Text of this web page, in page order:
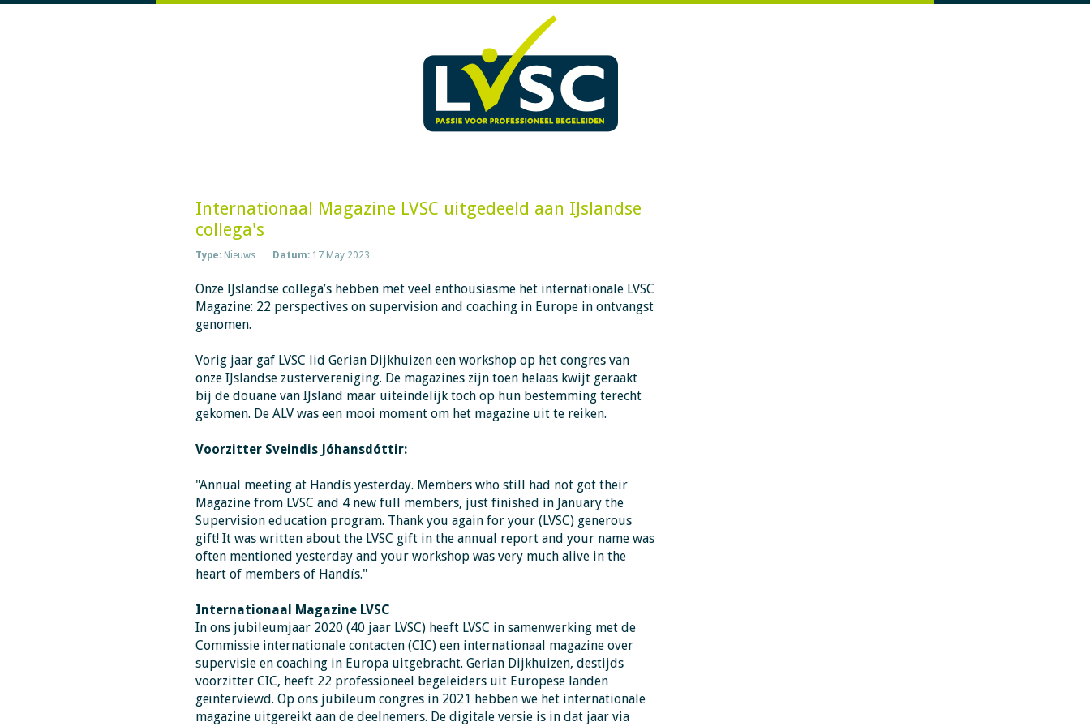
Internationaal Magazine LVSC uitgedeeld aan IJslandse
collega's
Type: Nieuws Datum: 17 May 2023
Onze IJslandse collega’s hebben met veel enthousiasme het internationale LVSC
Magazine: 22 perspectives on supervision and coaching in Europe in ontvangst
genomen.
Vorig jaar gaf LVSC lid Gerian Dijkhuizen een workshop op het congres van
onze IJslandse zustervereniging. De magazines zijn toen helaas kwijt geraakt
bij de douane van IJsland maar uiteindelijk toch op hun bestemming terecht
gekomen. De ALV was een mooi moment om het magazine uit te reiken.
Voorzitter Sveindis Jóhansdóttir:
"Annual meeting at Handís yesterday. Members who still had not got their
Magazine from LVSC and 4 new full members, just finished in January the
Supervision education program. Thank you again for your (LVSC) generous
gift! It was written about the LVSC gift in the annual report and your name was
often mentioned yesterday and your workshop was very much alive in the
heart of members of Handís."
Internationaal Magazine LVSC
In ons jubileumjaar 2020 (40 jaar LVSC) heeft LVSC in samenwerking met de
Commissie internationale contacten (CIC) een internationaal magazine over
supervisie en coaching in Europa uitgebracht. Gerian Dijkhuizen, destijds
voorzitter CIC, heeft 22 professioneel begeleiders uit Europese landen
geïnterviewd. Op ons jubileum congres in 2021 hebben we het internationale
magazine uitgereikt aan de deelnemers. De digitale versie is in dat jaar via